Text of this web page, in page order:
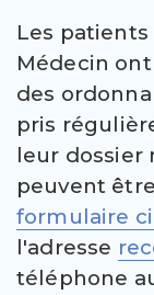
Les patients
Médecin
des
pris
leur dossier
peuvent
formulaire
l'adresse
téléphone au